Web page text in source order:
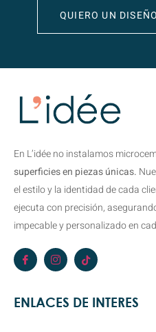
QUIERO UN
En L’idée no instalamos
superficies en piezas únicas.
el estilo y la identidad de cada
ejecuta con precisión,
impecable y personalizado en
ENLACES DE INTERES